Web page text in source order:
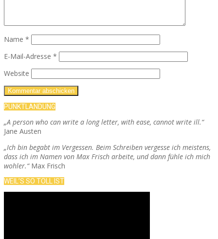
Name *
E-Mail-Adresse *
Website
PUNKTLANDUNG
„A person who can write a long letter, with ease, cannot write ill.“
Jane Austen
„Ich bin begabt im Vergessen. Beim Schreiben vergesse ich meistens,
dass ich im Namen von Max Frisch arbeite, und dann fühle ich mich
wohler.“Max Frisch
WEIL’S SO TOLL IST